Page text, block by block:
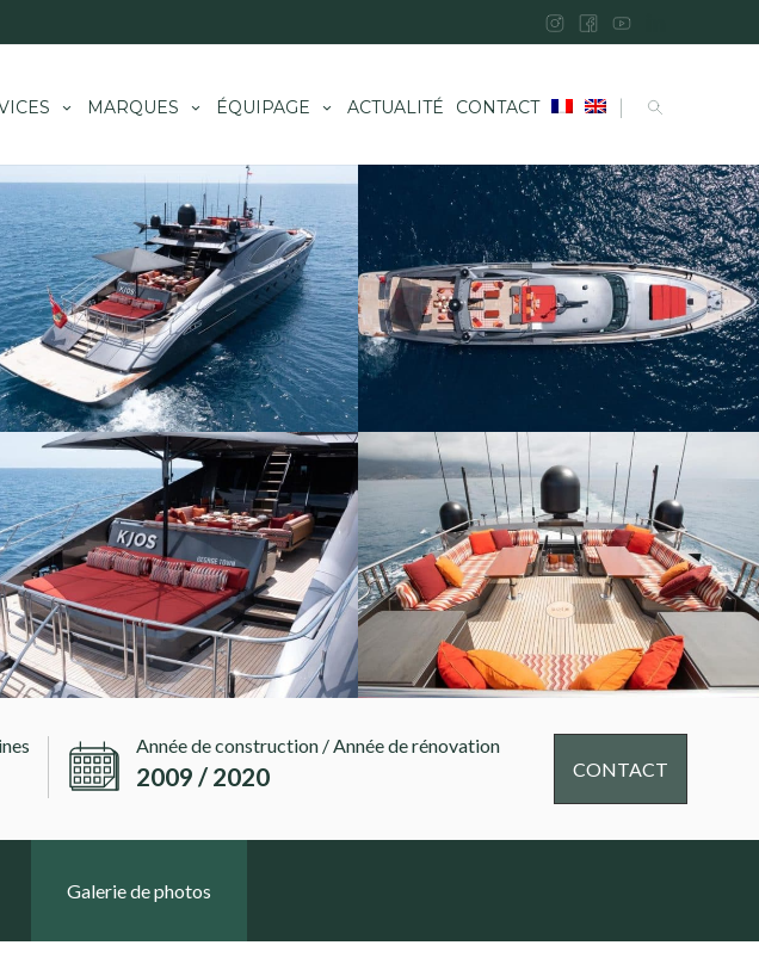
MARQUES ÉQUIPAGE ACTUALITÉ CONTACT |
Année de construction / Année de rénovation
2009 / 2020 CONTACT
Galerie de photos